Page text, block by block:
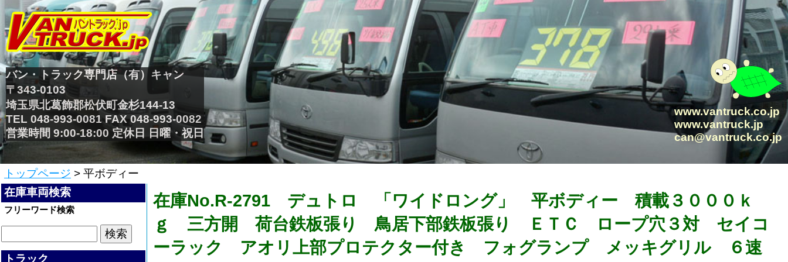
バン・トラック専門店（有）キャン
〒343-0103
埼玉県北葛飾郡松伏町金杉144-13
TEL 048-993-0081 FAX 048-993-0082
営業時間 9:00-18:00 定休日 日曜・祝日
www.vantruck.co.jp
www.vantruck.jp
can@vantruck.co.jp
トップページ > 平ボディー
在庫車両検索
フリーワード検索
トラック
在庫No.R-2791 デュトロ 「ワイドロング」 平ボディー 積載３０００ｋ
ｇ 三方開 荷台鉄板張り 鳥居下部鉄板張り ＥＴＣ ロープ穴３対 セイコ
ーラック アオリ上部プロテクター付き フォグランプ メッキグリル ６速